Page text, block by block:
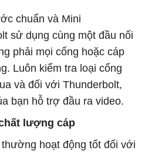
chuẩn và Mini
sử dụng cùng một đầu nối
phải mọi cổng hoặc cáp
Luôn kiểm tra loại cổng
và đối với Thunderbolt,
bạn hỗ trợ đầu ra video.
lượng cáp
hoạt động tốt đối với